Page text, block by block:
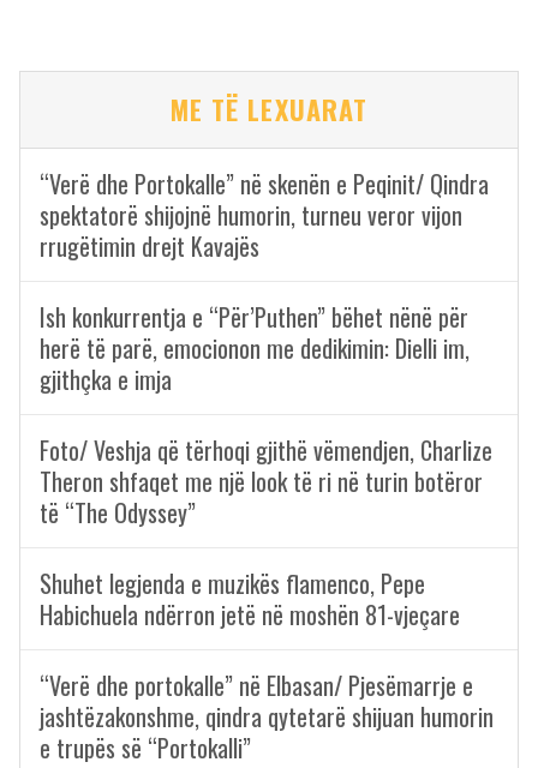
ME TË LEXUARAT
“Verë dhe Portokalle” në skenën e Peqinit/ Qindra
spektatorë shijojnë humorin, turneu veror vijon
rrugëtimin drejt Kavajës
Ish konkurrentja e “Për’Puthen” bëhet nënë për
herë të parë, emocionon me dedikimin: Dielli im,
gjithçka e imja
Foto/ Veshja që tërhoqi gjithë vëmendjen, Charlize
Theron shfaqet me një look të ri në turin botëror
të “The Odyssey”
Shuhet legjenda e muzikës flamenco, Pepe
Habichuela ndërron jetë në moshën 81-vjeçare
“Verë dhe portokalle” në Elbasan/ Pjesëmarrje e
jashtëzakonshme, qindra qytetarë shijuan humorin
e trupës së “Portokalli”